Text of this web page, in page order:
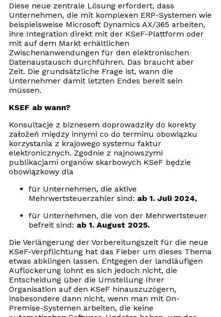
Diese neue zentrale Lösung erfordert, dass
Unternehmen, die mit komplexen ERP-Systemen wie
beispielsweise Microsoft Dynamics AX/365 arbeiten,
ihre Integration direkt mit der KSeF-Plattform oder
mit auf dem Markt erhältlichen
Zwischenanwendungen für den elektronischen
Datenaustausch durchführen. Das braucht aber
Zeit. Die grundsätzliche Frage ist, wann die
Unternehmer damit letzten Endes bereit sein
müssen.
KSEF ab wann?
Konsultacje z biznesem doprowadziły do korekty
założeń między innymi co do terminu obowiązku
korzystania z krajowego systemu faktur
elektronicznych. Zgodnie z najnowszymi
publikacjami organów skarbowych KSeF będzie
obowiązkowy dla
für Unternehmen, die aktive
Mehrwertsteuerzahler sind: ab 1. Juli 2024,
für Unternehmen, die von der Mehrwertsteuer
befreit sind: ab 1. August 2025.
Die Verlängerung der Vorbereitungszeit für die neue
KSeF-Verpflichtung hat das Fieber um dieses Thema
etwas abklingen lassen. Entgegen der landläufigen
Auflockerung lohnt es sich jedoch nicht, die
Entscheidung über die Umstellung Ihrer
Organisation auf den KSeF hinauszuzögern,
insbesondere dann nicht, wenn man mit On-
Premise-Systemen arbeiten, die keine